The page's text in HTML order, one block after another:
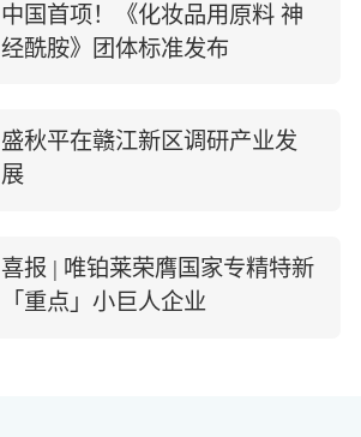
中国首项！《化妆品用原料 神
经酰胺》团体标准发布
盛秋平在赣江新区调研产业发
展
喜报 | 唯铂莱荣膺国家专精特新
「重点」小巨人企业